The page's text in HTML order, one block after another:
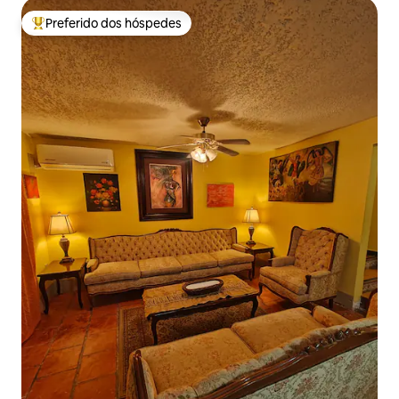
Entre os melhores preferidos dos hóspedes
Preferido dos hóspedes